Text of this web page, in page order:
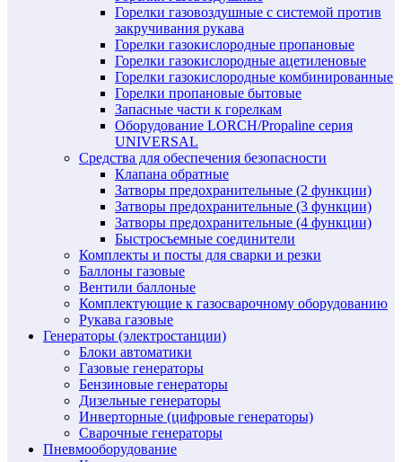
Горелки газовоздушные с системой против
закручивания рукава
Горелки газокислородные пропановые
Горелки газокислородные ацетиленовые
Горелки газокислородные комбинированные
Горелки пропановые бытовые
Запасные части к горелкам
Оборудование LORCH/Propaline серия
UNIVERSAL
Средства для обеспечения безопасности
Клапана обратные
Затворы предохранительные (2 функции)
Затворы предохранительные (3 функции)
Затворы предохранительные (4 функции)
Быстросъемные соединители
Комплекты и посты для сварки и резки
Баллоны газовые
Вентили баллоные
Комплектующие к газосварочному оборудованию
Рукава газовые
Генераторы (электростанции)
Блоки автоматики
Газовые генераторы
Бензиновые генераторы
Дизельные генераторы
Инверторные (цифровые генераторы)
Сварочные генераторы
Пневмооборудование